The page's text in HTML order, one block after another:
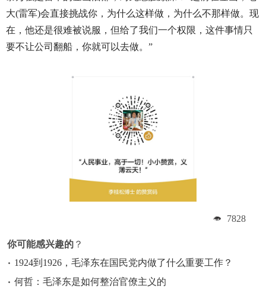
大(雷军)会直接挑战你，为什么这样做，为什么不那样做。现
在，他还是很难被说服，但给了我们一个权限，这件事情只
要不让公司翻船，你就可以去做。”
7828
你可能感兴趣的 ？
1924到1926，毛泽东在国民党内做了什么重要工作？
何哲：毛泽东是如何整治官僚主义的